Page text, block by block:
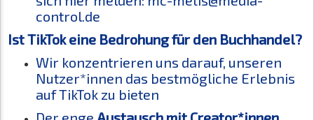
control.de
Ist TikTok eine Bedrohung für den Buchhandel?
Wir konzentrieren uns darauf, unseren
Nutzer*innen das bestmögliche Erlebnis
auf TikTok zu bieten